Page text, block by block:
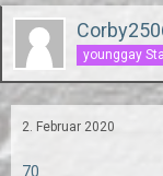
younggay
2. Februar 2020
70